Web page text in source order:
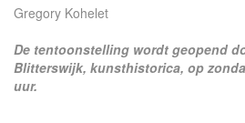
Gregory Kohelet
De tentoonstelling wordt geopend
Blitterswijk, kunsthistorica, op
uur.